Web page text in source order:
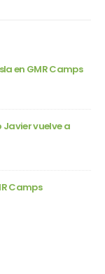
a GMR Camps
Camps